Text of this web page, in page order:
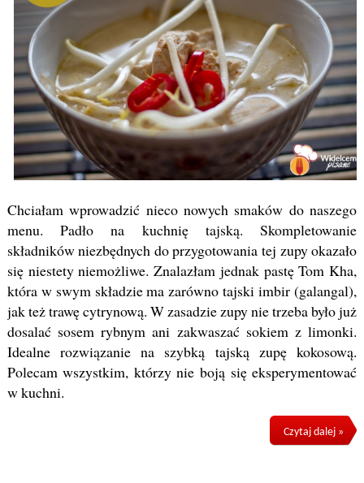
Chciałam wprowadzić nieco nowych smaków do naszego
menu. Padło na kuchnię tajską. Skompletowanie
składników niezbędnych do przygotowania tej zupy okazało
się niestety niemożliwe. Znalazłam jednak pastę Tom Kha,
która w swym składzie ma zarówno tajski imbir (galangal),
jak też trawę cytrynową. W zasadzie zupy nie trzeba było już
dosalać sosem rybnym ani zakwaszać sokiem z limonki.
Idealne rozwiązanie na szybką tajską zupę kokosową.
Polecam wszystkim, którzy nie boją się eksperymentować
w kuchni.
Czytaj dalej »